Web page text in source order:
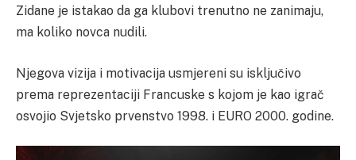
Zidane je istakao da ga klubovi trenutno ne zanimaju,
ma koliko novca nudili.
Njegova vizija i motivacija usmjereni su isključivo
prema reprezentaciji Francuske s kojom je kao igrač
osvojio Svjetsko prvenstvo 1998. i EURO 2000. godine.